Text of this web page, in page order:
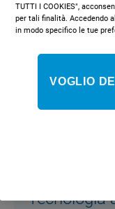
COMPRA ONLINE
Tecnologia
TUTTI I COOKIES",
per tali finalità. Accedendo
in modo specifico le tue
VOGLIO